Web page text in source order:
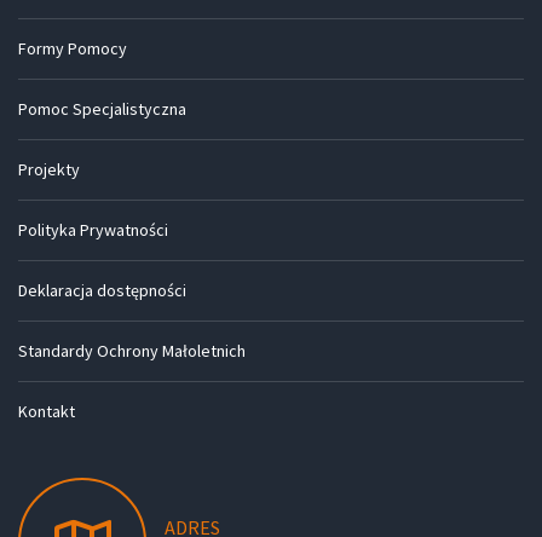
Formy Pomocy
Pomoc Specjalistyczna
Projekty
Polityka Prywatności
Deklaracja dostępności
Standardy Ochrony Małoletnich
Kontakt
ADRES